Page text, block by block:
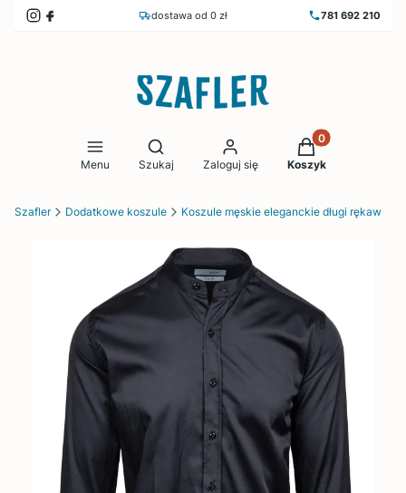
dostawa od 0 zł 781 692 210
Menu
Otwórz wyszukiwarkę
Szukaj Zaloguj się
Produkty w
Koszyk
Szafler Dodatkowe koszule Koszule męskie eleganckie długi rękaw